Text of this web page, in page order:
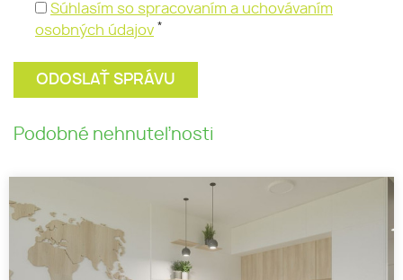
Súhlasím so spracovaním a uchovávaním
osobných údajov *
Podobné nehnuteľnosti